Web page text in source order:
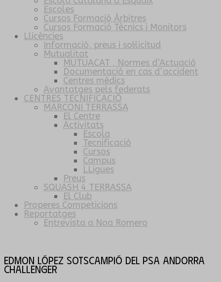
Escoles
Cursos Formació Àrbitres
Cursos Formació Tècnics i Monitors
Llicències
Informació, preus i sol·licitud
Mutualitat
MUTUACAT , Normes d’Actuació
Documentació en cas d´accident
Centres mèdics
Avantatges pels federats
CENTRES TECNIFICACIÓ
MARCONI TERRASSA
El Centre
Activitats
Escola
Tecnificació
Cursos
Campus
LLigues
Preus
SQUASH 4 TERRASSA
El Club
Properes Competicions
Reportatges
Entrevista a Noa Romero
Edmon López sotscampió del PSA Andorra
Challenger